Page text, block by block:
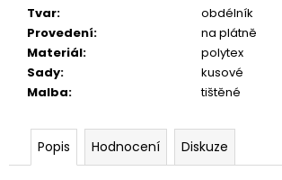
Tvar:
obdélník
Provedení:
na plátně
Materiál:
polytex
Sady:
kusové
Malba: tištěné
Popis Hodnocení Diskuze